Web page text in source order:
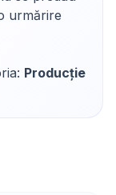
urmărire
Producție